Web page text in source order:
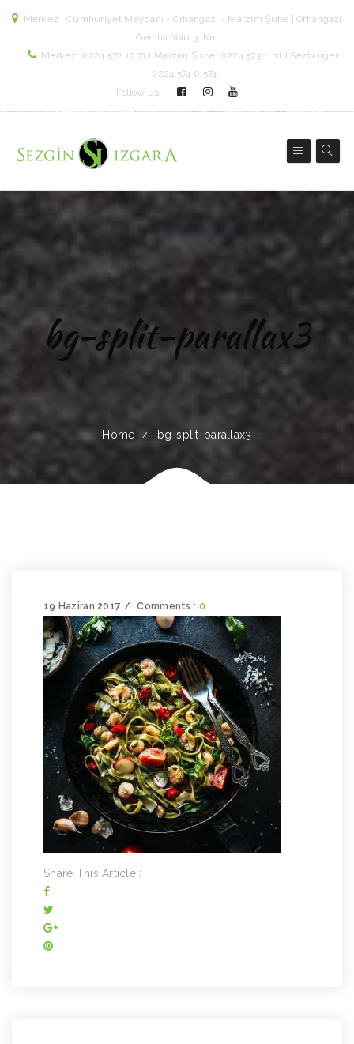
Merkez | Cumhuriyet Meydanı - Orhangazi - Marzim Şube | Orhangazi
Gemlik Yolu 3. Km
Merkez: 0224 572 17 71 l Marzim Şube: 0224 573 11 11 l Sezburger:
0224 574 0 574
Follow us
bg-split-parallax3
Home bg-split-parallax3
19 Haziran 2017 Comments : 0
Share This Article :